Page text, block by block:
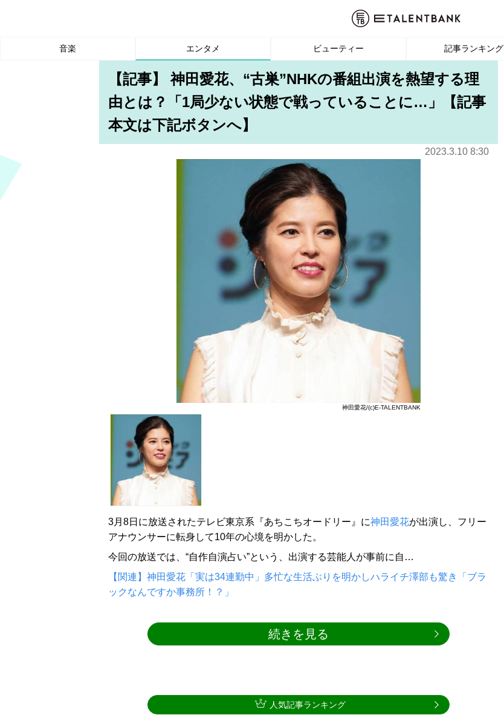
音楽 エンタメ ビューティー 記事ランキング
【記事】 神田愛花、“古巣”NHKの番組出演を熱望する理
由とは？「1局少ない状態で戦っていることに…」【記事
本文は下記ボタンへ】
2023.3.10 8:30
神田愛花/(c)E-TALENTBANK
3月8日に放送されたテレビ東京系『あちこちオードリー』に神田愛花が出演し、フリー
アナウンサーに転身して10年の心境を明かした。
今回の放送では、“自作自演占い”という、出演する芸能人が事前に自…
【関連】神田愛花「実は34連勤中」多忙な生活ぶりを明かしハライチ澤部も驚き「ブラ
ックなんですか事務所！？」
続きを見る
人気記事ランキング